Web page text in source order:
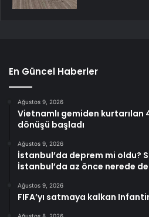
En Güncel Haberler
Ağustos 9, 2026
Vietnamlı gemiden kurtarılan
dönüşü başladı
Ağustos 9, 2026
İstanbul’da deprem mi oldu?
İstanbul’da az önce nerede
Ağustos 9, 2026
FIFA’yı satmaya kalkan